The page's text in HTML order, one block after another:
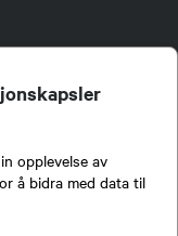
opplevelse av
å bidra med data til
av kunnskap om jakt og
et sterkt jakt-, fiske-, og